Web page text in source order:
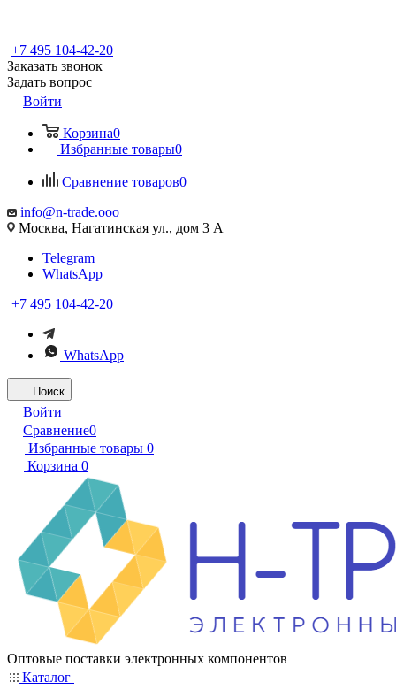
+7 495 104-42-20
Заказать звонок
Задать вопрос
Войти
Корзина0
Избранные товары0
Сравнение товаров0
info@n-trade.ooo
Москва, Нагатинская ул., дом 3 А
Telegram
WhatsApp
+7 495 104-42-20
WhatsApp
Поиск
Войти
Сравнение0
Избранные товары 0
Корзина 0
Оптовые поставки электронных компонентов
Каталог